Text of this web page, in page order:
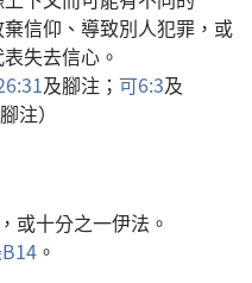
信仰 、 導致別人犯罪 ， 或
失去信心 。
及腳注 ； 可6:3及
腳注）
， 或十分之一伊法 。
B14 。